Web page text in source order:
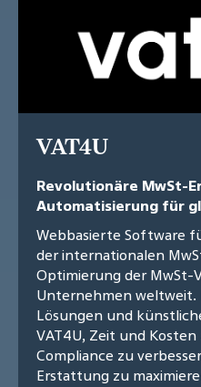
VAT4U
Revolutionäre MwSt-
Automatisierung für
Webbasierte Software
der internationalen
Optimierung der
Unternehmen weltweit.
Lösungen und
VAT4U, Zeit und Kosten
Compliance zu
Erstattung zu